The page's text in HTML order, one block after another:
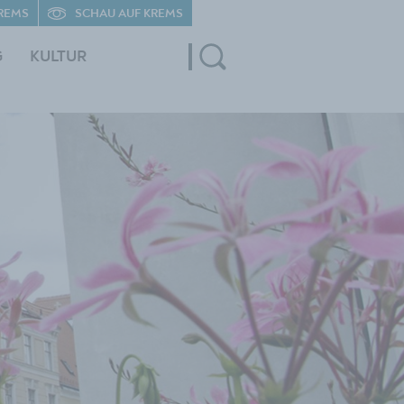
KULTUR
SCHAU AUF KREMS